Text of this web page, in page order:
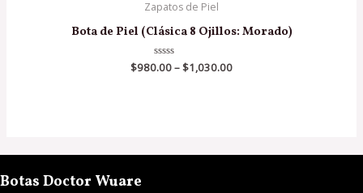
Zapatos de Piel
Bota de Piel (Clásica 8 Ojillos: Morado)
Valorado
en
$980.00–$1,030.00
Botas Doctor Wuare